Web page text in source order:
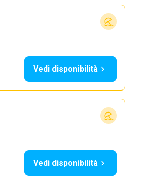
Vedi disponibilità
Vedi disponibilità